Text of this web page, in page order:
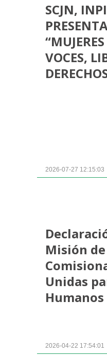
SCJN,
VOCES,
2026-07-27 12:15:03
Misión
Unidas
2026-04-22 17:54:01